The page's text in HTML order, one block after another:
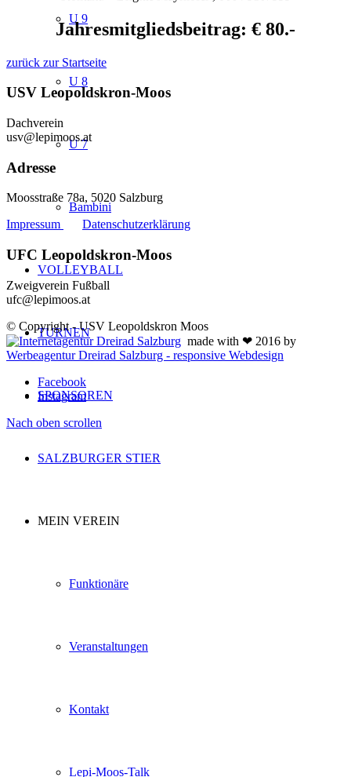
U 9
U 8
U 7
Bambini
VOLLEYBALL
TURNEN
SPONSOREN
SALZBURGER STIER
MEIN VEREIN
Funktionäre
Veranstaltungen
Kontakt
Lepi-Moos-Talk
Jahresmitgliedsbeitrag: € 80.-
zurück zur Startseite
USV Leopoldskron-Moos
Dachverein
usv@lepimoos.at
Adresse
Moosstraße 78a, 5020 Salzburg
Impressum
Datenschutzerklärung
UFC Leopoldskron-Moos
Zweigverein Fußball
ufc@lepimoos.at
© Copyright - USV Leopoldskron Moos
made with ❤ 2016 by
Werbeagentur Dreirad Salzburg - responsive Webdesign
Facebook
Instagram
Nach oben scrollen